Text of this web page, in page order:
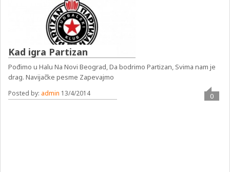
Kad igra Partizan
Pođimo u Halu Na Novi Beograd, Da bodrimo Partizan, Svima nam je
drag. Navijačke pesme Zapevajmo
Posted by: admin 13/4/2014 0